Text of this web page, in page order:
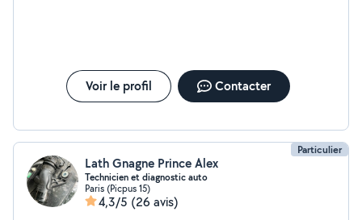
Voir le profil Contacter
Particulier
Lath Gnagne Prince Alex
Technicien et diagnostic auto
Paris (Picpus 15)
4,3/5 (26 avis)